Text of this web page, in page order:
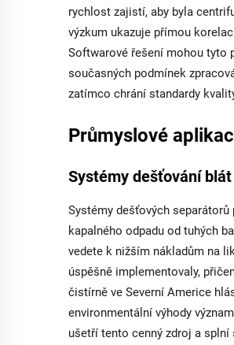
rychlost zajistí, aby byla
výzkum ukazuje přímou
Softwarové řešení mohou tyto
současných podmínek
zatímco chrání standardy
Průmyslové
Systémy dešťování
Systémy dešťových
kapalného odpadu od tuhých
vedete k nižším nákladům na
úspěšně implementovaly,
čistírně ve Severní Americe
environmentální výhody
ušetří tento cenný zdroj a splní